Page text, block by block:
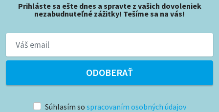
Prihláste sa ešte dnes a spravte z vašich dovoleniek
nezabudnuteľné zážitky! Tešíme sa na vás!
ODOBERAŤ
Súhlasím so spracovaním osobných údajov